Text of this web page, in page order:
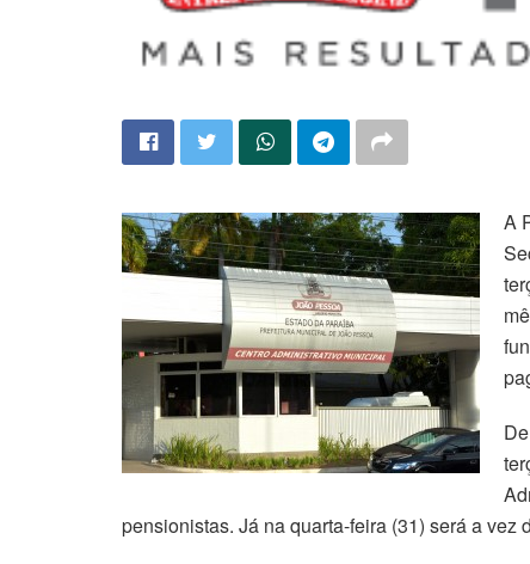
A
pensionistas. Já na quarta-feira (31) será a vez